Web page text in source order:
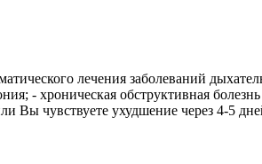
лечения заболеваний
- хроническая обструктивная
Вы чувствуете ухудшение через 4-5